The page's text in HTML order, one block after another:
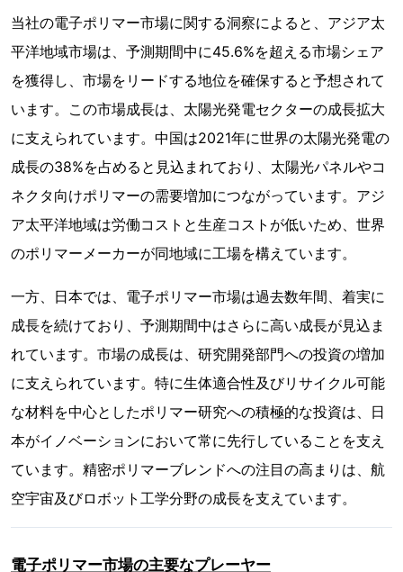
当社の電子ポリマー市場に関する洞察によると、アジア太
平洋地域市場は、予測期間中に45.6%を超える市場シェア
を獲得し、市場をリードする地位を確保すると予想されて
います。この市場成長は、太陽光発電セクターの成長拡大
に支えられています。中国は2021年に世界の太陽光発電の
成長の38%を占めると見込まれており、太陽光パネルやコ
ネクタ向けポリマーの需要増加につながっています。アジ
ア太平洋地域は労働コストと生産コストが低いため、世界
のポリマーメーカーが同地域に工場を構えています。
一方、日本では、電子ポリマー市場は過去数年間、着実に
成長を続けており、予測期間中はさらに高い成長が見込ま
れています。市場の成長は、研究開発部門への投資の増加
に支えられています。特に生体適合性及びリサイクル可能
な材料を中心としたポリマー研究への積極的な投資は、日
本がイノベーションにおいて常に先行していることを支え
ています。精密ポリマーブレンドへの注目の高まりは、航
空宇宙及びロボット工学分野の成長を支えています。
電子ポリマー市場の主要なプレーヤー